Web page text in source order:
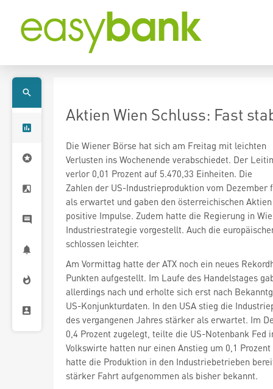
Aktien Wien Schluss: Fast
Die Wiener Börse hat sich am Freitag mit leichten
verlor 0,01 Prozent auf 5.470,33 Einheiten. Die
Zahlen der US-Industrieproduktion vom Dezember
als erwartet und gaben den österreichischen
positive Impulse. Zudem hatte die Regierung in
Industriestrategie vorgestellt. Auch die
schlossen leichter.
Am Vormittag hatte der ATX noch ein neues
Punkten aufgestellt. Im Laufe des Handelstages
allerdings nach und erholte sich erst nach
US-Konjunkturdaten. In den USA stieg die
des vergangenen Jahres stärker als erwartet. Im
0,4 Prozent zugelegt, teilte die US-Notenbank Fed
Volkswirte hatten nur einen Anstieg um 0,1
hatte die Produktion in den Industriebetrieben
stärker Fahrt aufgenommen als bisher bekannt.